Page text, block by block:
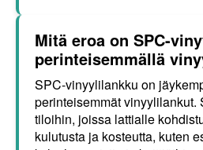
Mitä eroa on SPC-
perinteisemmällä
SPC-vinyylilankku on
perinteisemmät vinyylilankut.
tiloihin, joissa lattialle
kulutusta ja kosteutta, kuten